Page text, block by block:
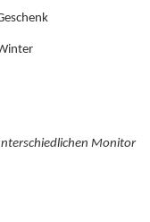
Monitor